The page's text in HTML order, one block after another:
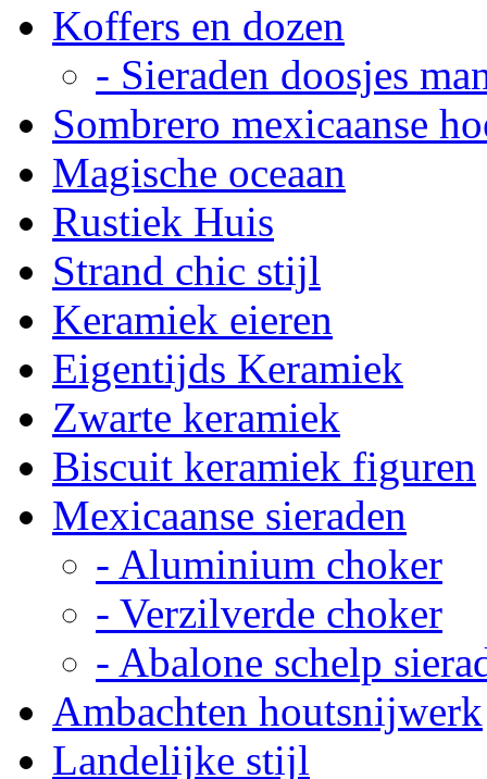
Koffers en dozen
- Sieraden doosjes
Sombrero mexicaanse
Magische oceaan
Rustiek Huis
Strand chic stijl
Keramiek eieren
Eigentijds Keramiek
Zwarte keramiek
Biscuit keramiek figuren
Mexicaanse sieraden
- Aluminium choker
- Verzilverde choker
- Abalone schelp
Ambachten houtsnijwerk
Landelijke stijl